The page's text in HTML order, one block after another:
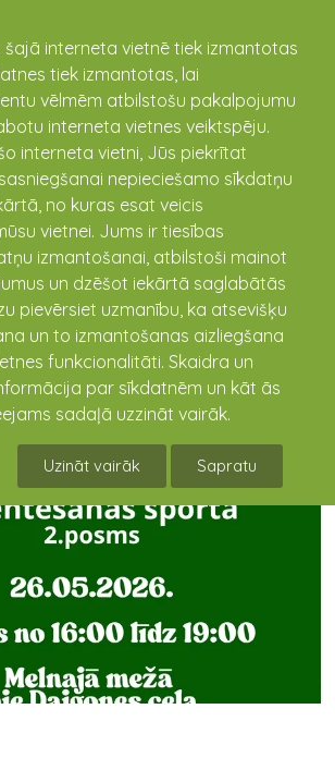
šajā interneta vietnē tiek izmantotas
tiek izmantotas, lai
vēlmēm atbilstošu pakalpojumu
interneta vietnes veiktspēju.
interneta vietni, Jūs piekrītat
nepieciešamo sīkdatņu
no kuras esat veicis
vietnei. Jums ir tiesības
izmantošanai, atbilstoši mainot
un dzēšot iekārtā saglabātās
pievērsiet uzmanību, ka atsevišķu
un to izmantošanas aizliegšana
funkcionalitāti. Skaidra un
par sīkdatnēm un kāt ās
sadaļā uzzināt vairāk.
Uzināt vairāk Sapratu
orientēšanās sportā